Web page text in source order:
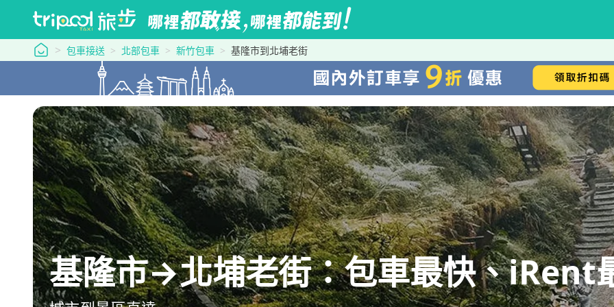
tripool 旅步
包車接送 北部包車 新竹包車 基隆市到北埔老街
基隆市→北埔老街：包車最快、iRent